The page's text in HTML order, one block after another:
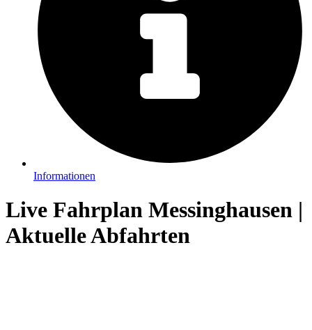
Informationen
Live Fahrplan Messinghausen |
Aktuelle Abfahrten